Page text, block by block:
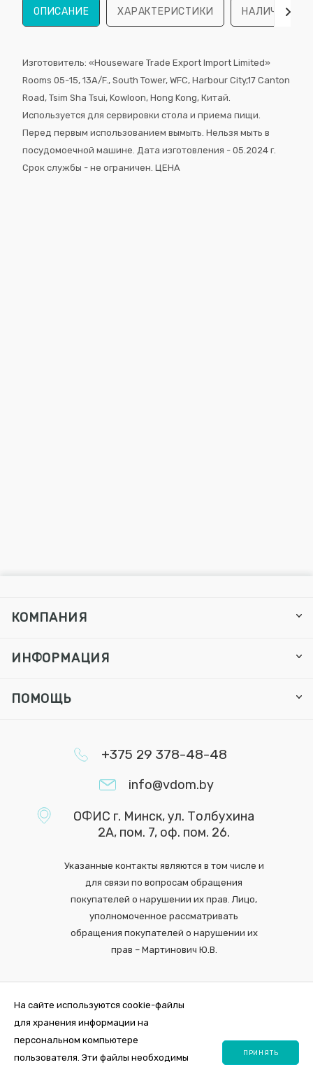
ОПИСАНИЕ ХАРАКТЕРИСТИКИ НАЛИЧИЕ
Изготовитель: «Houseware Trade Export Import Limited»
Rooms 05-15, 13А/F., South Tower, WFС, Harbour City,17 Canton
Road, Tsim Sha Tsui, Kowloon, Hong Kong, Китай.
Используется для сервировки стола и приема пищи.
Перед первым использованием вымыть. Нельзя мыть в
посудомоечной машине. Дата изготовления - 05.2024 г.
Срок службы - не ограничен. ЦЕНА
КОМПАНИЯ
ИНФОРМАЦИЯ
ПОМОЩЬ
+375 29 378-48-48
info@vdom.by
ОФИС г. Минск, ул. Толбухина
2А, пом. 7, оф. пом. 26.
Указанные контакты являются в том числе и
для связи по вопросам обращения
покупателей о нарушении их прав. Лицо,
уполномоченное рассматривать
обращения покупателей о нарушении их
прав – Мартинович Ю.В.
На сайте используются cookie-файлы
для хранения информации на
персональном компьютере
пользователя. Эти файлы необходимы
ПРИНЯТЬ